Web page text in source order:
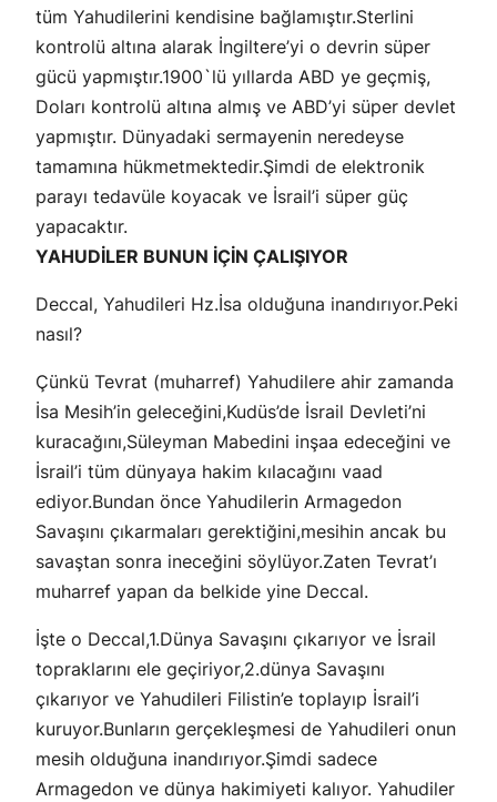
tüm Yahudilerini kendisine bağlamıştır.Sterlini
kontrolü altına alarak İngiltere’yi o devrin süper
gücü yapmıştır.1900`lü yıllarda ABD ye geçmiş,
Doları kontrolü altına almış ve ABD’yi süper devlet
yapmıştır. Dünyadaki sermayenin neredeyse
tamamına hükmetmektedir.Şimdi de elektronik
parayı tedavüle koyacak ve İsrail’i süper güç
yapacaktır.
YAHUDİLER BUNUN İÇİN ÇALIŞIYOR
Deccal, Yahudileri Hz.İsa olduğuna inandırıyor.Peki
nasıl?
Çünkü Tevrat (muharref) Yahudilere ahir zamanda
İsa Mesih’in geleceğini,Kudüs’de İsrail Devleti’ni
kuracağını,Süleyman Mabedini inşaa edeceğini ve
İsrail’i tüm dünyaya hakim kılacağını vaad
ediyor.Bundan önce Yahudilerin Armagedon
Savaşını çıkarmaları gerektiğini,mesihin ancak bu
savaştan sonra ineceğini söylüyor.Zaten Tevrat’ı
muharref yapan da belkide yine Deccal.
İşte o Deccal,1.Dünya Savaşını çıkarıyor ve İsrail
topraklarını ele geçiriyor,2.dünya Savaşını
çıkarıyor ve Yahudileri Filistin’e toplayıp İsrail’i
kuruyor.Bunların gerçekleşmesi de Yahudileri onun
mesih olduğuna inandırıyor.Şimdi sadece
Armagedon ve dünya hakimiyeti kalıyor. Yahudiler